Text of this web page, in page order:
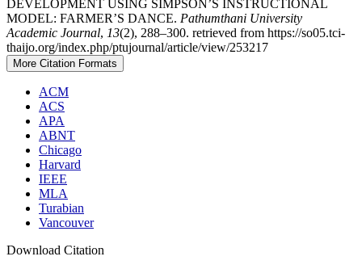
DEVELOPMENT USING SIMPSON’S INSTRUCTIONAL
MODEL: FARMER’S DANCE. Pathumthani University
Academic Journal, 13(2), 288–300. retrieved from https://so05.tci-
thaijo.org/index.php/ptujournal/article/view/253217
More Citation Formats
ACM
ACS
APA
ABNT
Chicago
Harvard
IEEE
MLA
Turabian
Vancouver
Download Citation